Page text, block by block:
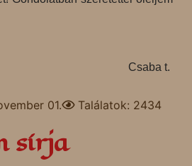
Csaba t.
01. Találatok: 2434
sírja